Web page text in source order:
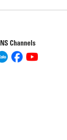
Channels